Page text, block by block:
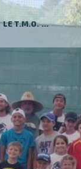
LE T.M.O.